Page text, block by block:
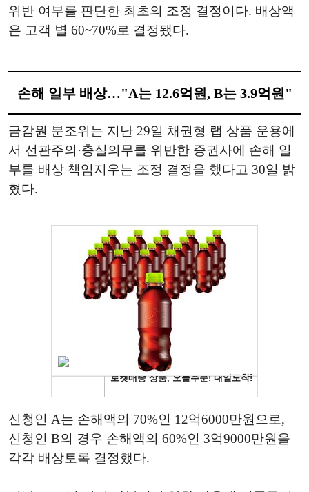
위반 여부를 판단한 최초의 조정 결정이다. 배상액
은 고객 별 60~70%로 결정됐다.
손해 일부 배상…"A는 12.6억원, B는 3.9억원"
금감원 분조위는 지난 29일 채권형 랩 상품 운용에
서 선관주의·충실의무를 위반한 증권사에 손해 일
부를 배상 책임지우는 조정 결정을 했다고 30일 밝
혔다.
신청인 A는 손해액의 70%인 12억6000만원으로,
신청인 B의 경우 손해액의 60%인 3억9000만원을
각각 배상토록 결정했다.